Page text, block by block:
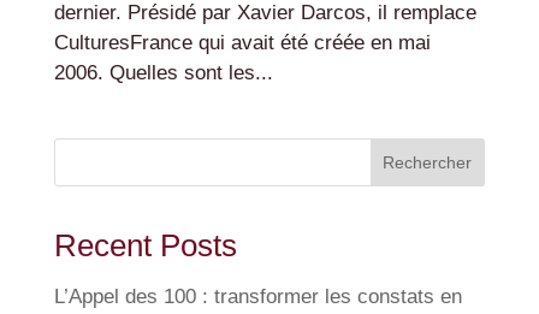
dernier. Présidé par Xavier Darcos, il remplace
CulturesFrance qui avait été créée en mai
2006. Quelles sont les...
Rechercher
Recent Posts
L’Appel des 100 : transformer les constats en